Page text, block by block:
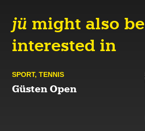
jü might also be
interested in
SPORT, TENNIS
Güsten Open